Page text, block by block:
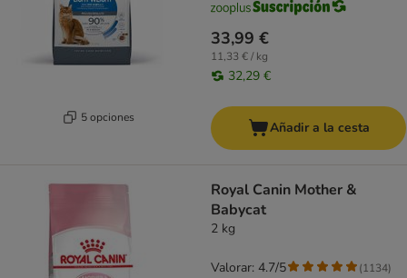
5 opciones
33,99 €
11,33 € / kg
32,29 €
Añadir a la cesta
Royal Canin Mother &
Babycat
2 kg
Valorar: 4.7/5 (1134)